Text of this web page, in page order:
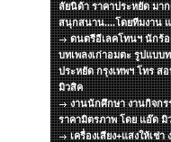
ลัยนิด้า ราคาประหยัด มา
สนุกสนาน....โดยทีมงาน
ดนตรีอีเลคโทนฯ นักร้อ
บทเพลงเก่าอมตะ รูปแบบ
ประหยัด กรุงเทพฯ โทร ส
มิวสิค
งานนักศึกษา งานกิจก
ราคามิตรภาพ โดย แอ๊ด มิ
เครื่องเสียง+แสงให้เช่